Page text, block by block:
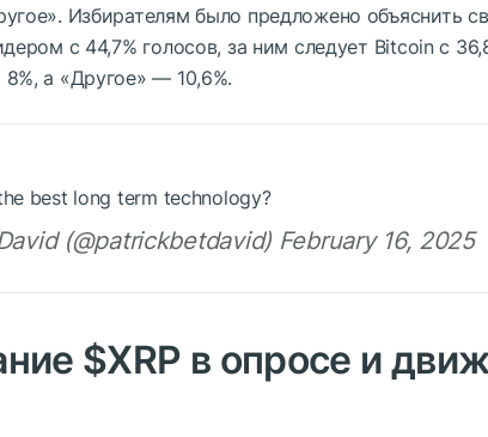
Избирателям было предложено объяснить
с 44,7% голосов, за ним следует Bitcoin с
а «Другое» — 10,6%.
best long term technology?
(@patrickbetdavid) February 16, 2025
$XRP в опросе и